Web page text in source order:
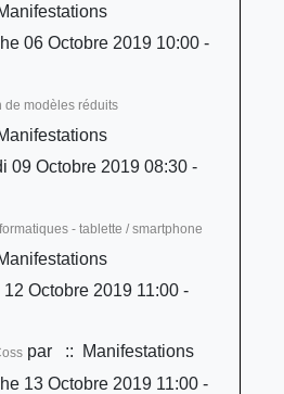
06 Octobre 2019 10:00 -
de modèles réduits
09 Octobre 2019 08:30 -
- tablette / smartphone
Octobre 2019 11:00 -
par
:: Manifestations
13 Octobre 2019 11:00 -